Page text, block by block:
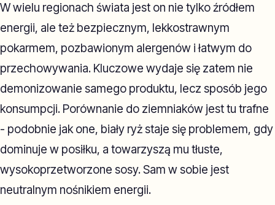
W wielu regionach świata jest on nie tylko źródłem
energii, ale też bezpiecznym, lekkostrawnym
pokarmem, pozbawionym alergenów i łatwym do
przechowywania. Kluczowe wydaje się zatem nie
demonizowanie samego produktu, lecz sposób jego
konsumpcji. Porównanie do ziemniaków jest tu trafne
- podobnie jak one, biały ryż staje się problemem, gdy
dominuje w posiłku, a towarzyszą mu tłuste,
wysokoprzetworzone sosy. Sam w sobie jest
neutralnym nośnikiem energii.